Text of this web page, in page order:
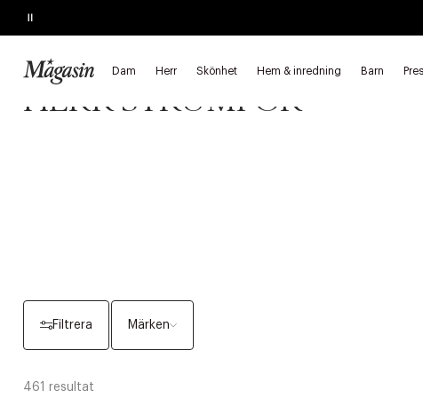
Pause
Dam Herr Skönhet Hem & inredning Barn
MEDLEMSERBJUDANDE
Startsida
HERR STRUMPOR
Filtrera Märken
461 resultat